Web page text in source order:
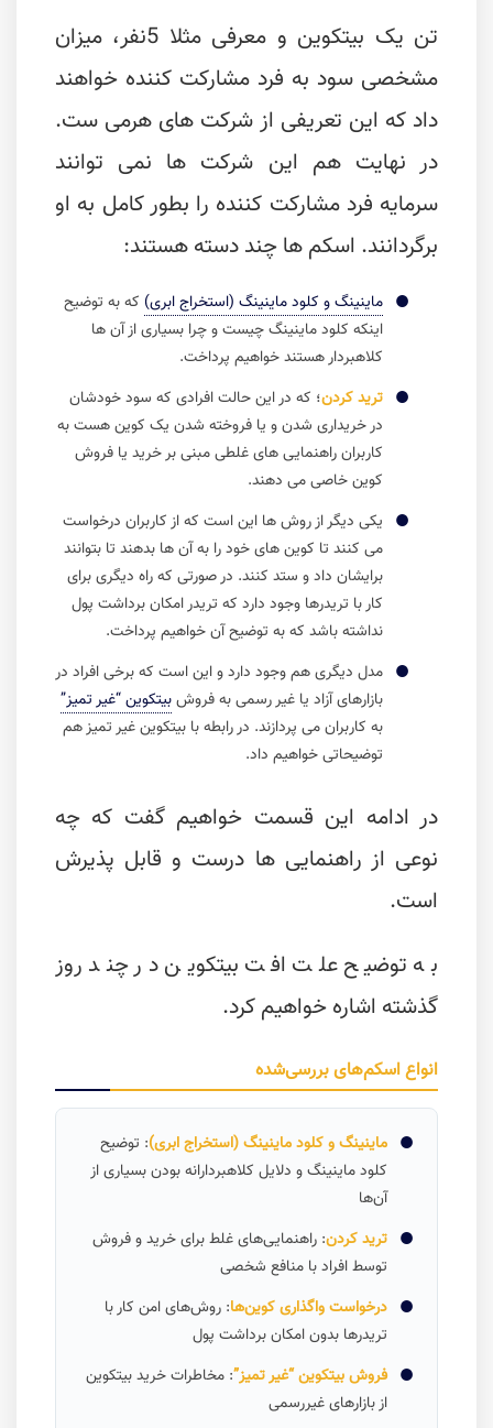
تن یک بیتکوین و معرفی مثلا 5نفر، میزان
مشخصی سود به فرد مشارکت کننده خواهند
داد که این تعریفی از شرکت های هرمی ست.
در نهایت هم این شرکت ها نمی توانند
سرمایه فرد مشارکت کننده را بطور کامل به او
برگردانند. اسکم ها چند دسته هستند:
ماینینگ و کلود ماینینگ (استخراج ابری) که به توضیح
اینکه کلود ماینینگ چیست و چرا بسیاری از آن ها
کلاهبردار هستند خواهیم پرداخت.
ترید کردن؛ که در این حالت افرادی که سود خودشان
در خریداری شدن و یا فروخته شدن یک کوین هست به
کاربران راهنمایی های غلطی مبنی بر خرید یا فروش
کوین خاصی می دهند.
یکی دیگر از روش ها این است که از کاربران درخواست
می کنند تا کوین های خود را به آن ها بدهند تا بتوانند
برایشان داد و ستد کنند. در صورتی که راه دیگری برای
کار با تریدرها وجود دارد که تریدر امکان برداشت پول
نداشته باشد که به توضیح آن خواهیم پرداخت.
مدل دیگری هم وجود دارد و این است که برخی افراد در
بازارهای آزاد یا غیر رسمی به فروشبیتکوین “غیر تمیز”
به کاربران می پردازند. در رابطه با بیتکوین غیر تمیز هم
توضیحاتی خواهیم داد.
در ادامه این قسمت خواهیم گفت که چه
نوعی از راهنمایی ها درست و قابل پذیرش
است.
به توضیح علت افت بیتکوین در چند روز
گذشته اشاره خواهیم کرد.
انواع اسکم‌های بررسی‌شده
ماینینگ و کلود ماینینگ (استخراج ابری): توضیح
کلود ماینینگ و دلایل کلاهبردارانه بودن بسیاری از
آن‌ها
ترید کردن: راهنمایی‌های غلط برای خرید و فروش
توسط افراد با منافع شخصی
درخواست واگذاری کوین‌ها: روش‌های امن کار با
تریدرها بدون امکان برداشت پول
فروش بیتکوین “غیر تمیز”: مخاطرات خرید بیتکوین
از بازارهای غیررسمی